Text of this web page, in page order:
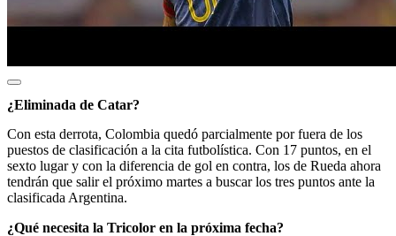
¿Eliminada de Catar?
Con esta derrota, Colombia quedó parcialmente por fuera de los
puestos de clasificación a la cita futbolística. Con 17 puntos, en el
sexto lugar y con la diferencia de gol en contra, los de Rueda ahora
tendrán que salir el próximo martes a buscar los tres puntos ante la
clasificada Argentina.
¿Qué necesita la Tricolor en la próxima fecha?